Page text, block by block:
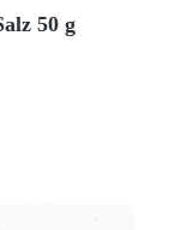
50 g